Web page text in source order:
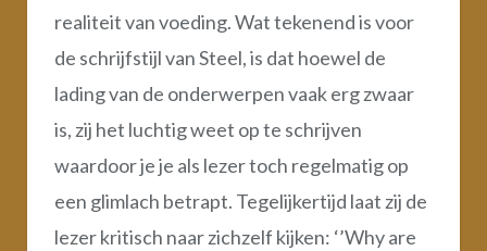
realiteit van voeding. Wat tekenend is voor
de schrijfstijl van Steel, is dat hoewel de
lading van de onderwerpen vaak erg zwaar
is, zij het luchtig weet op te schrijven
waardoor je je als lezer toch regelmatig op
een glimlach betrapt. Tegelijkertijd laat zij de
lezer kritisch naar zichzelf kijken: ‘’Why are